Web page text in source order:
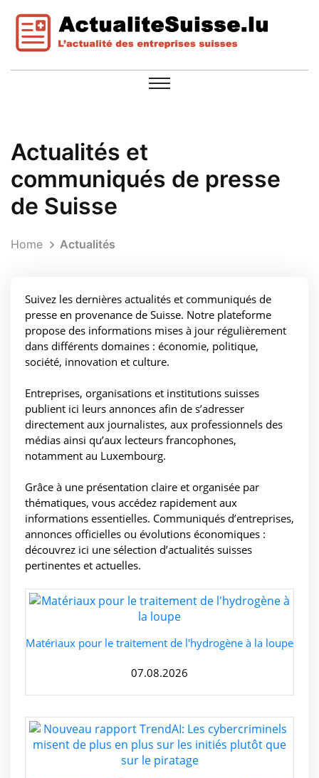
Actualités et
communiqués de presse
de Suisse
Home Actualités
Suivez les dernières actualités et communiqués de
presse en provenance de Suisse. Notre plateforme
propose des informations mises à jour régulièrement
dans différents domaines : économie, politique,
société, innovation et culture.
Entreprises, organisations et institutions suisses
publient ici leurs annonces afin de s’adresser
directement aux journalistes, aux professionnels des
médias ainsi qu’aux lecteurs francophones,
notamment au Luxembourg.
Grâce à une présentation claire et organisée par
thématiques, vous accédez rapidement aux
informations essentielles. Communiqués d’entreprises,
annonces officielles ou évolutions économiques :
découvrez ici une sélection d’actualités suisses
pertinentes et actuelles.
Matériaux pour le traitement de l'hydrogène à la loupe
07.08.2026